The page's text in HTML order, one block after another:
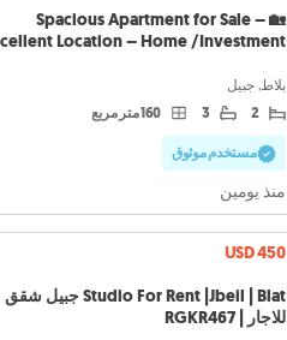
🏡 Spacious Apartment for Sale –
Location – Home /Investment
بلاط, جبيل
2
3 160 متر مربع
مستخدم موثوق
منذ يومين
USD 450
Studio For Rent |Jbeil | Blat جبيل شقق
للاجار | RGKR467